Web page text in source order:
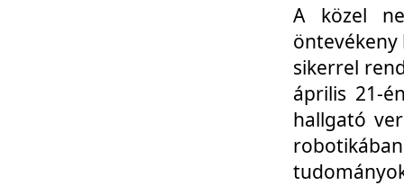
A közel
öntevékeny
sikerrel
április 21-
hallgató